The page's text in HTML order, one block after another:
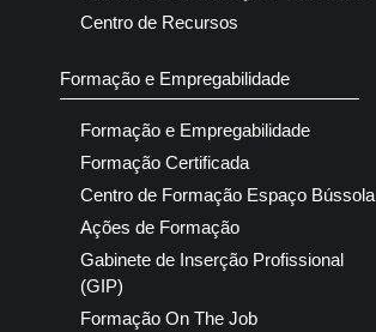
Centro de Recursos
Formação e Empregabilidade
Formação e Empregabilidade
Formação Certificada
Centro de Formação Espaço Bússola
Ações de Formação
Gabinete de Inserção Profissional
(GIP)
Formação On The Job